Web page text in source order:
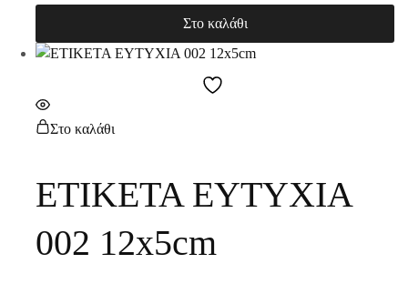
Στο καλάθι
Στο καλάθι
ΕΤΙΚΕΤΑ ΕΥΤΥΧΙΑ
002 12x5cm